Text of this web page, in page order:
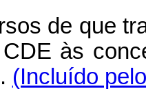
de que
às
(Incluído